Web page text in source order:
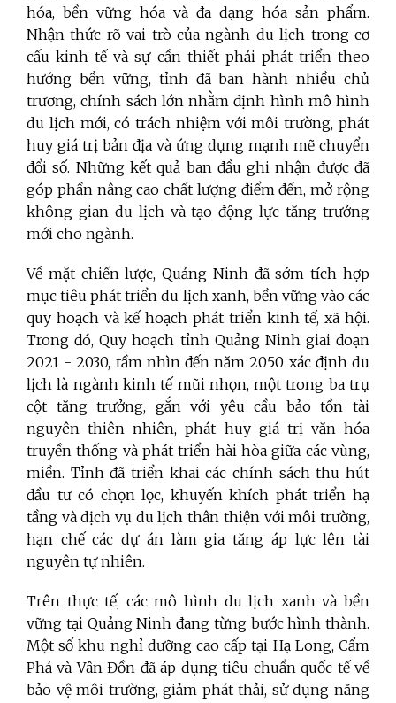
hóa, bền vững hóa và đa dạng hóa sản phẩm.
Nhận thức rõ vai trò của ngành du lịch trong cơ
cấu kinh tế và sự cần thiết phải phát triển theo
hướng bền vững, tỉnh đã ban hành nhiều chủ
trương, chính sách lớn nhằm định hình mô hình
du lịch mới, có trách nhiệm với môi trường, phát
huy giá trị bản địa và ứng dụng mạnh mẽ chuyển
đổi số. Những kết quả ban đầu ghi nhận được đã
góp phần nâng cao chất lượng điểm đến, mở rộng
không gian du lịch và tạo động lực tăng trưởng
mới cho ngành.
Về mặt chiến lược, Quảng Ninh đã sớm tích hợp
mục tiêu phát triển du lịch xanh, bền vững vào các
quy hoạch và kế hoạch phát triển kinh tế, xã hội.
Trong đó, Quy hoạch tỉnh Quảng Ninh giai đoạn
2021 - 2030, tầm nhìn đến năm 2050 xác định du
lịch là ngành kinh tế mũi nhọn, một trong ba trụ
cột tăng trưởng, gắn với yêu cầu bảo tồn tài
nguyên thiên nhiên, phát huy giá trị văn hóa
truyền thống và phát triển hài hòa giữa các vùng,
miền. Tỉnh đã triển khai các chính sách thu hút
đầu tư có chọn lọc, khuyến khích phát triển hạ
tầng và dịch vụ du lịch thân thiện với môi trường,
hạn chế các dự án làm gia tăng áp lực lên tài
nguyên tự nhiên.
Trên thực tế, các mô hình du lịch xanh và bền
vững tại Quảng Ninh đang từng bước hình thành.
Một số khu nghỉ dưỡng cao cấp tại Hạ Long, Cẩm
Phả và Vân Đồn đã áp dụng tiêu chuẩn quốc tế về
bảo vệ môi trường, giảm phát thải, sử dụng năng